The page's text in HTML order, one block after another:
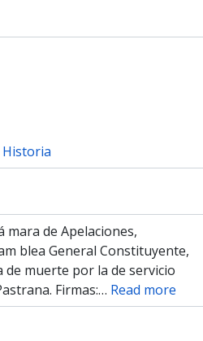
Historia
mara de Apelaciones,
blea General Constituyente,
muerte por la de servicio
Firmas:… Read more